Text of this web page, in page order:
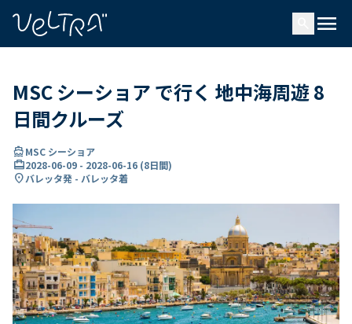
menu
MSC シーショア で行く 地中海周遊 8
日間クルーズ
directions_boatMSC シーショア
card_travel2028-06-09 - 2028-06-16 (8日間)
location_onバレッタ発 - バレッタ着